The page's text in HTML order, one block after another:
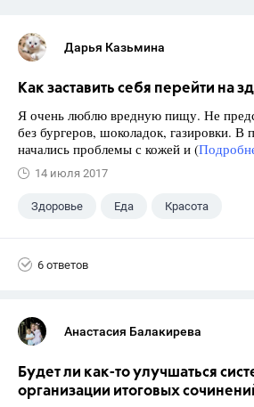
Дарья Казьмина
Как заставить себя перейти на
Я очень люблю вредную пищу. Не
без бургеров, шоколадок, газировки. В
начались проблемы с кожей и (
14 июля 2017
Здоровье Еда Красота
6 ответов
Анастасия Балакирева
Будет ли как-то улучшаться
организации итоговых